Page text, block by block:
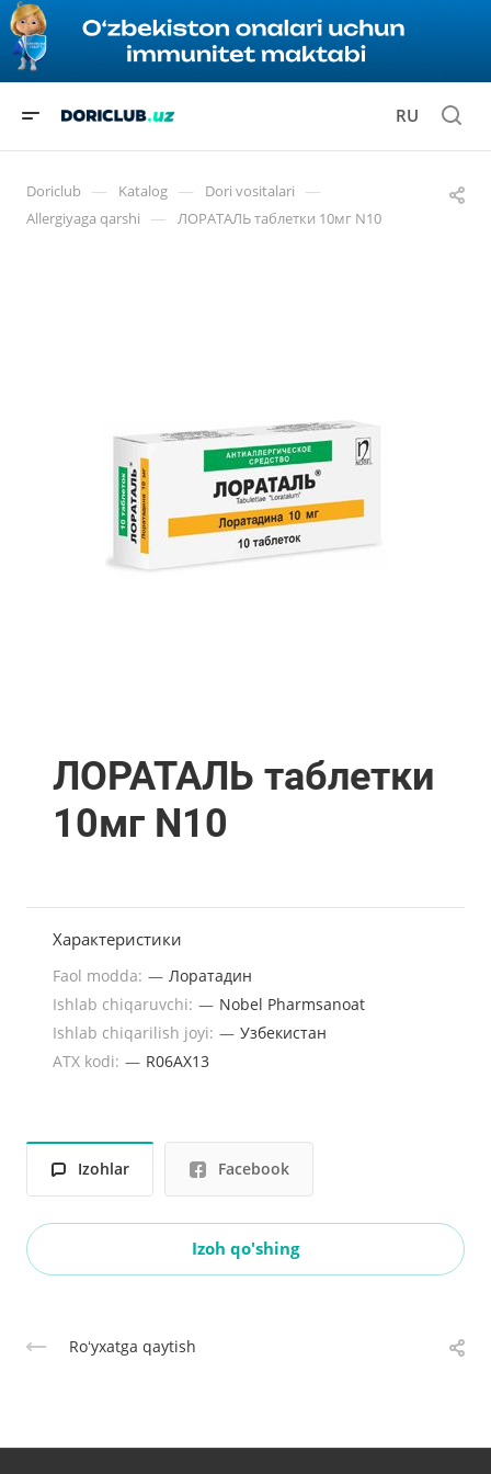
RU
Doriclub — Katalog — Dori vositalari —
Allergiyaga qarshi — ЛОРАТАЛЬ таблетки 10мг N10
ЛОРАТАЛЬ таблетки
10мг N10
Характеристики
Faol modda: — Лоратадин
Ishlab chiqaruvchi: — Nobel Pharmsanoat
Ishlab chiqarilish joyi: — Узбекистан
ATX kodi: — R06AX13
Izohlar Facebook
Izoh qo'shing
Roʻyxatga qaytish